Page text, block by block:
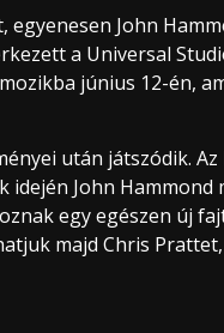
egyenesen John
a Universal
június 12-én,
után játszódik.
idején John
egy egészen új
majd Chris